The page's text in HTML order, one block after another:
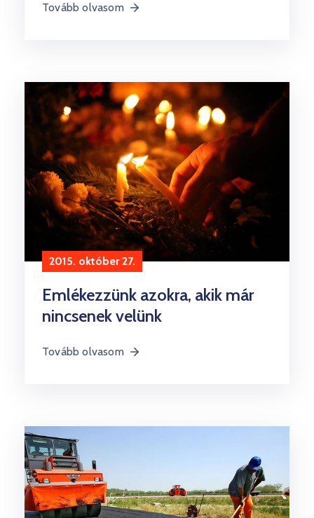
Tovább olvasom
2015. október 27.
Emlékezzünk azokra, akik már
nincsenek velünk
Tovább olvasom